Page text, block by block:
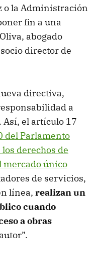
o la Administración
fin a una
abogado
director de
directiva,
a
Así, el artículo 17
del Parlamento
derechos de
mercado único
de servicios,
línea, realizan un
cuando
a obras